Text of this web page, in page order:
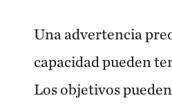
Una advertencia
capacidad pueden
Los objetivos